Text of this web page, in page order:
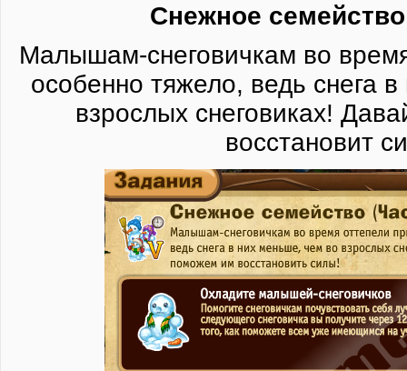
​Снежное семейство
Малышам-снеговичкам во
особенно тяжело, ведь снега
взрослых снеговиках!
восстановит